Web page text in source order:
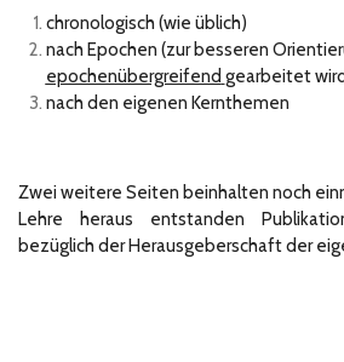
chronologisch (wie üblich)
nach Epochen (zur besseren
epochenübergreifend gearbeitet
nach den eigenen Kernthemen
Zwei weitere Seiten beinhalten noch
Lehre heraus entstanden
bezüglich der Herausgeberschaft der